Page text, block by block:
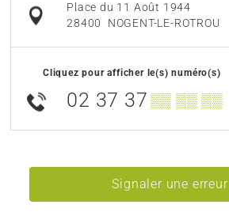
Place du 11 Août 1944
28400
NOGENT-LE-ROTROU
Cliquez pour afficher le(s) numéro(s)
02 37 37 ▒▒ ▒▒ ▒▒
Signaler une erreur